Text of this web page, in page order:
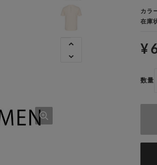
カラ
在庫
¥
数量